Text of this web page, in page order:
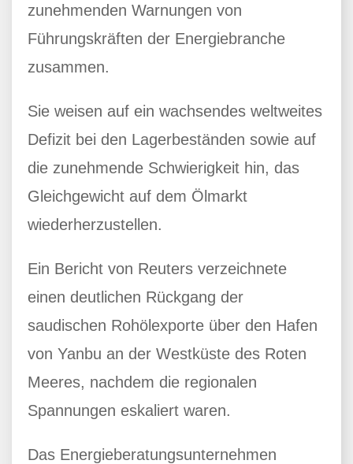
zunehmenden Warnungen von
Führungskräften der Energiebranche
zusammen.
Sie weisen auf ein wachsendes weltweites
Defizit bei den Lagerbeständen sowie auf
die zunehmende Schwierigkeit hin, das
Gleichgewicht auf dem Ölmarkt
wiederherzustellen.
Ein Bericht von Reuters verzeichnete
einen deutlichen Rückgang der
saudischen Rohölexporte über den Hafen
von Yanbu an der Westküste des Roten
Meeres, nachdem die regionalen
Spannungen eskaliert waren.
Das Energieberatungsunternehmen